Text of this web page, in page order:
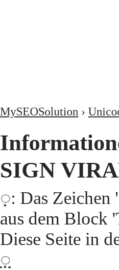
MySEOSolution ›
SIGN
᜔: Das Zeichen
aus dem Block
Diese Seite in
᜔